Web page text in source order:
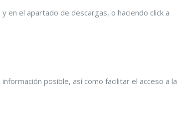
en el apartado de descargas, o haciendo click a
posible, así como facilitar el acceso a la